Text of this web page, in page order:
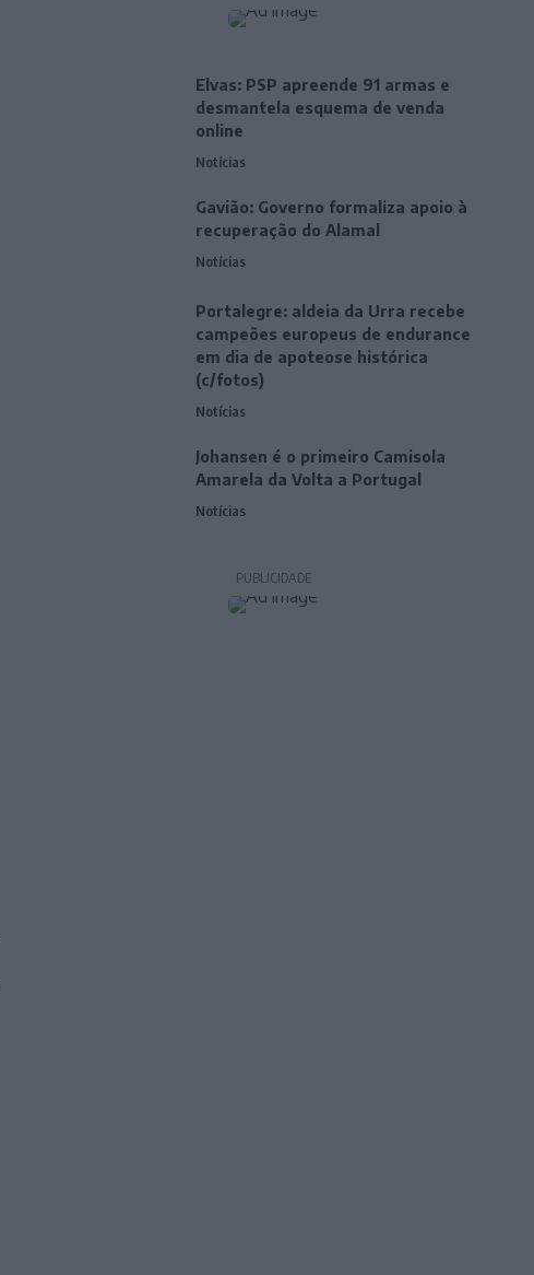
Elvas: PSP apreende 91 armas e
desmantela esquema de venda
online
Notícias
Gavião: Governo formaliza apoio à
recuperação do Alamal
Notícias
Portalegre: aldeia da Urra recebe
campeões europeus de endurance
em dia de apoteose histórica
(c/fotos)
Notícias
Johansen é o primeiro Camisola
Amarela da Volta a Portugal
Notícias
PUBLICIDADE